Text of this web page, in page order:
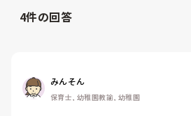
4件の回答
みんそん
保育士, 幼稚園教諭, 幼稚園